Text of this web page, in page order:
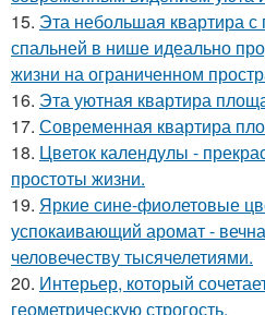
15. Эта небольшая квартира с
спальней в нише идеально
жизни на ограниченном
16. Эта уютная квартира
17. Современная квартира
18. Цветок календулы -
простоты жизни.
19. Яркие сине-фиолетовые
успокаивающий аромат -
человечеству тысячелетиями.
20. Интерьер, который
геометрическую строгость.